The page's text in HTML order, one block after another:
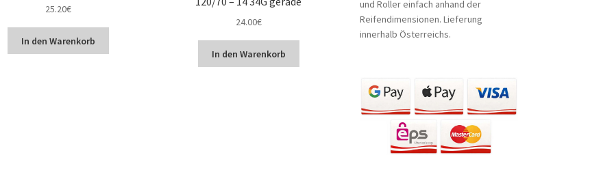
25.20€
In den Warenkorb
24.00€
In den Warenkorb
und Roller einfach anhand der
Reifendimensionen. Lieferung
innerhalb Österreichs.